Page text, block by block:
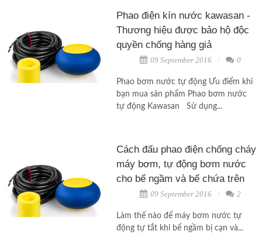
Phao điện kín nước kawasan -
Thương hiệu được bảo hộ độc
quyền chống hàng giả
09 September 2016 0
Phao bơm nước tự động Ưu điểm khi
bạn mua sản phẩm Phao bơm nước
tự động Kawasan Sử dụng...
Cách đấu phao điện chống cháy
máy bơm, tự động bơm nước
cho bể ngầm và bể chứa trên
09 September 2016 2
Làm thế nào để máy bơm nước tự
động tự tắt khi bể ngầm bị cạn và...